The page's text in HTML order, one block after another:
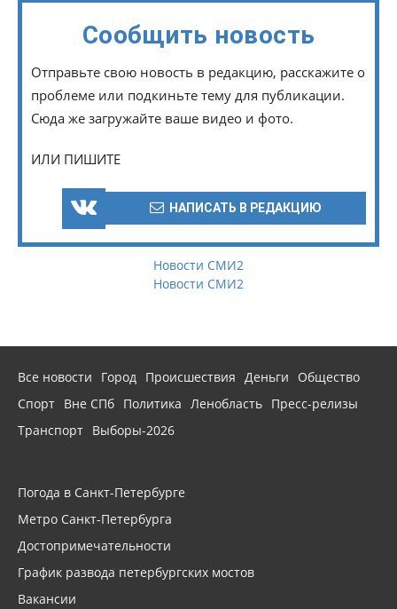
Сообщить новость
Отправьте свою новость в редакцию, расскажите о
проблеме или подкиньте тему для публикации.
Сюда же загружайте ваше видео и фото.
ИЛИ ПИШИТЕ
НАПИСАТЬ В РЕДАКЦИЮ
Новости СМИ2
Новости СМИ2
Все новости Город Происшествия Деньги
Общество
Спорт Вне СПб Политика Ленобласть Пресс-релизы
Транспорт Выборы-2026
Погода в Санкт-Петербурге
Метро Санкт-Петербурга
Достопримечательности
График развода петербургских мостов
Вакансии